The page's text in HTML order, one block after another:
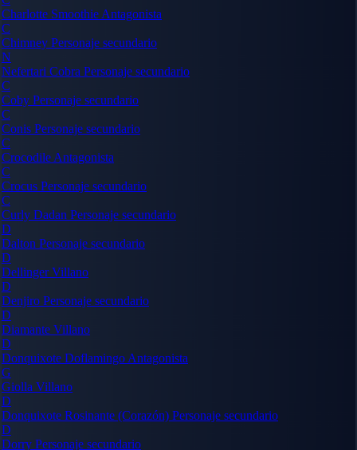
Charlotte Smoothie Antagonista
C
Chimney Personaje secundario
N
Nefertari Cobra Personaje secundario
C
Coby Personaje secundario
C
Conis Personaje secundario
C
Crocodile Antagonista
C
Crocus Personaje secundario
C
Curly Dadan Personaje secundario
D
Dalton Personaje secundario
D
DellingerVillano
D
Denjiro Personaje secundario
D
Diamante Villano
D
Donquixote Doflamingo Antagonista
G
Giolla Villano
D
Donquixote Rosinante (Corazón) Personaje secundario
D
Dorry Personaje secundario